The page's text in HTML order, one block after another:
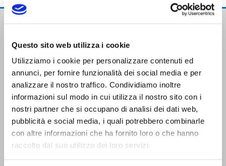
Questo sito web utilizza i cookie
Utilizziamo i cookie per personalizzare contenuti ed
annunci, per fornire funzionalità dei social media e per
analizzare il nostro traffico. Condividiamo inoltre
informazioni sul modo in cui utilizza il nostro sito con i
nostri partner che si occupano di analisi dei dati web,
pubblicità e social media, i quali potrebbero combinarle
con altre informazioni che ha fornito loro o che hanno
raccolto dal suo utilizzo dei loro servizi.
Trasporti Integrati e Logistica S.r.l.
Servizi e Management TIL srl a socio unico